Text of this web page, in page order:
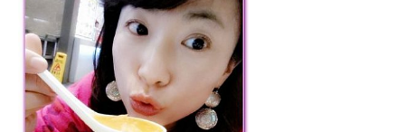
FANG
團、
主
題
旅
遊、
達